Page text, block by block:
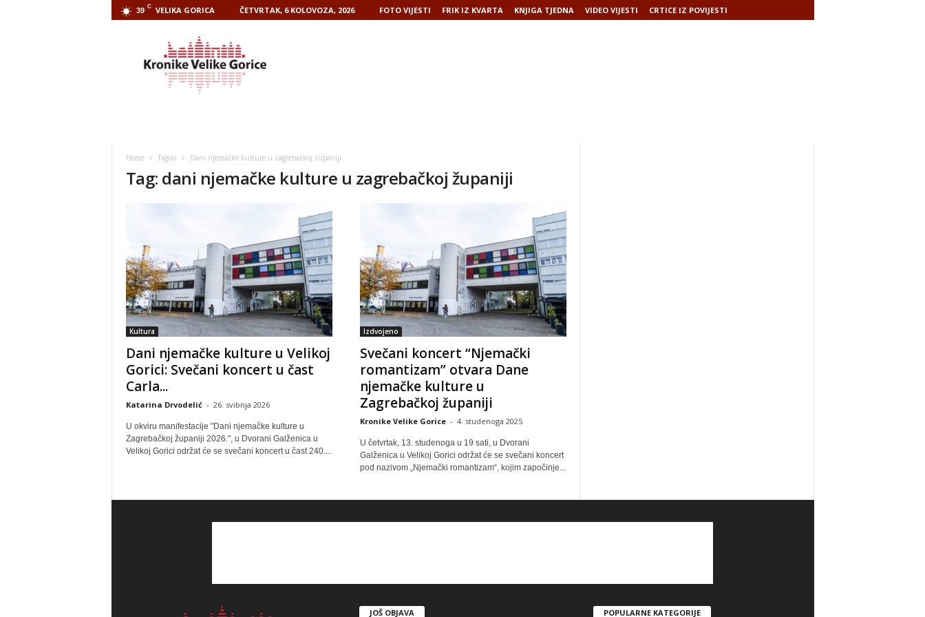
39 C VELIKA GORICA ČETVRTAK, 6 KOLOVOZA, 2026 FOTO VIJESTI FRIK IZ KVARTA KNJIGA TJEDNA VIDEO VIJESTI CRTICE IZ POVIJESTI
Home Tagovi Dani njemačke kulture u zagrebačkoj županiji
Tag: dani njemačke kulture u zagrebačkoj županiji
Kultura
Dani njemačke kulture u Velikoj
Gorici: Svečani koncert u čast
Carla...
Katarina Drvodelić - 26. svibnja 2026
U okviru manifestacije "Dani njemačke kulture u
Zagrebačkoj županiji 2026.", u Dvorani Galženica u
Velikoj Gorici održat će se svečani koncert u čast 240....
Izdvojeno
Svečani koncert “Njemački
romantizam” otvara Dane
njemačke kulture u
Zagrebačkoj županiji
Kronike Velike Gorice - 4. studenoga 2025
U četvrtak, 13. studenoga u 19 sati, u Dvorani
Galženica u Velikoj Gorici održat će se svečani koncert
pod nazivom „Njemački romantizam“, kojim započinje...
JOŠ OBJAVA POPULARNE KATEGORIJE